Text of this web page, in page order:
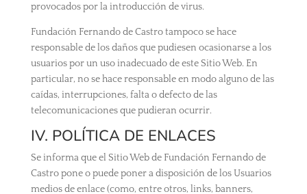
provocados por la introducción de virus.
Fundación Fernando de Castro tampoco se hace
responsable de los daños que pudiesen ocasionarse a los
usuarios por un uso inadecuado de este Sitio Web. En
particular, no se hace responsable en modo alguno de las
caídas, interrupciones, falta o defecto de las
telecomunicaciones que pudieran ocurrir.
IV. POLÍTICA DE ENLACES
Se informa que el Sitio Web de Fundación Fernando de
Castro pone o puede poner a disposición de los Usuarios
medios de enlace (como, entre otros, links, banners,